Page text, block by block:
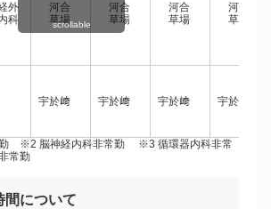
外
科
河合
草場
河合
草場
河合
草場
河合
草場
宇於﨑 宇於﨑 宇於﨑 宇於﨑
scrollable
※2 脳神経内科非常勤 ※3 循環器内科非常
常勤
間について